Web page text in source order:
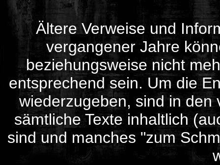
Ältere Verweise und
vergangener Jahre
beziehungsweise nicht
entsprechend sein. Um die
wiederzugeben, sind in den
sämtliche Texte inhaltlich
sind und manches "zum